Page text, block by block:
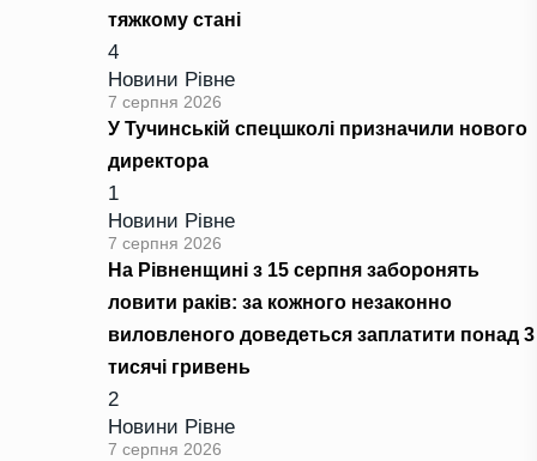
тяжкому стані
4
Новини Рівне
7 серпня 2026
У Тучинській спецшколі призначили нового
директора
1
Новини Рівне
7 серпня 2026
На Рівненщині з 15 серпня заборонять
ловити раків: за кожного незаконно
виловленого доведеться заплатити понад 3
тисячі гривень
2
Новини Рівне
7 серпня 2026